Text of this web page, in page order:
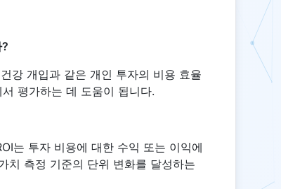
강 개입과 같은 개인 투자의 비용 효율
평가하는 데 도움이 됩니다.
는 투자 비용에 대한 수익 또는 이익에
치 측정 기준의 단위 변화를 달성하는